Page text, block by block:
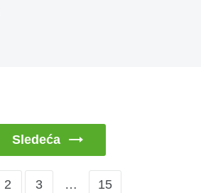
Sledeća
2 3 … 15